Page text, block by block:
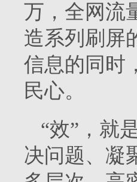
万，全网流
造系列刷屏
信息的同时
民心。
“效”，就
决问题、凝